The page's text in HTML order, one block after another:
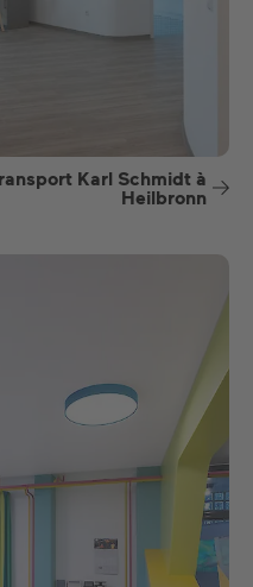
Karl Schmidt à
Heilbronn